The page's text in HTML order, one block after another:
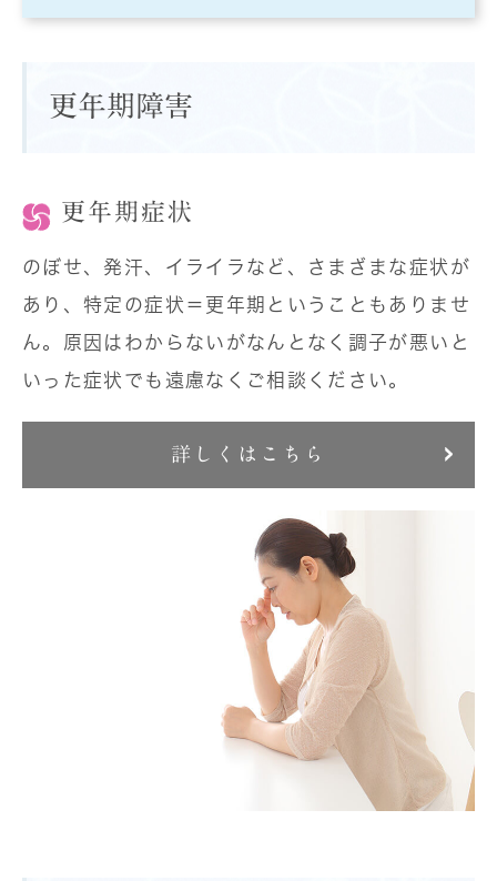
更年期障害
更年期症状
のぼせ、発汗、イライラなど、さまざまな症状が
あり、特定の症状＝更年期ということもありませ
ん。原因はわからないがなんとなく調子が悪いと
いった症状でも遠慮なくご相談ください。
詳しくはこちら